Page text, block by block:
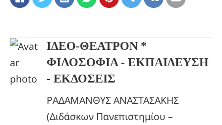
ΙΔΕΟ-ΘΕΑΤΡΟΝ *
ΦΙΛΟΣΟΦΙΑ - ΕΚΠΑΙΔΕΥΣΗ
- ΕΚΔΟΣΕΙΣ
ΡΑΔΑΜΑΝΘΥΣ ΑΝΑΣΤΑΣΑΚΗΣ
(Διδάσκων Πανεπιστημίου –